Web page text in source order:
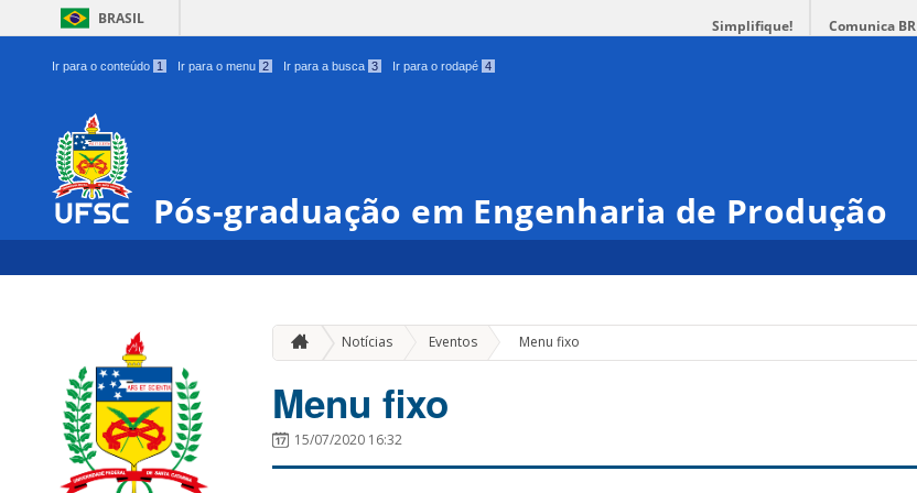
BRASIL Simplifique! Comunica BR
Ir para o conteúdo 1 Ir para o menu 2 Ir para a busca 3 Ir para o rodapé 4
Pós-graduação em Engenharia de Produção
Notícias Eventos » Menu fixo
Menu fixo
15/07/2020 16:32